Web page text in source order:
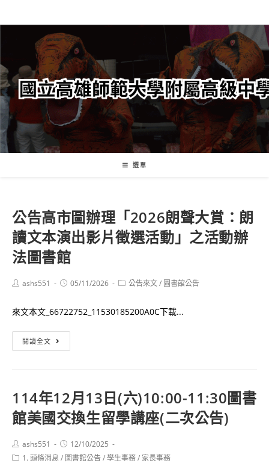
轉
要
內
容
選單
公告高市圖辦理「2026朗聲大賞：朗
讀文本演出影片徵選活動」之活動辦
法圖書館
Postashs551
Post05/11/2026
Post公告來文/ 圖書館公告
來文本文_66722752_11530185200A0C下載...
閱讀全文
告
圖
辦
理
「2026
朗
114年12月13日(六)10:00-11:30圖書
館美國交換生留學講座(二次公告)
Post
author:
ashs551
Post
published:
12/10/2025
Post1. 頭條消息 / 圖書館公告/學生事務/ 家長事務